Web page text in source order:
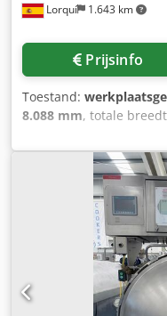
Lorquí 1.643 km
Prijsinfo
Toestand:
8.088 mm, totale
worden gebruikt om
hoge temperaturen
micro-organismen te
Stationaire autoklaven:
en worden gebruikt
potten en andere
1.300 m. Kenmerken:
Interne afmetingen van
m. - Stoomverbruik: -